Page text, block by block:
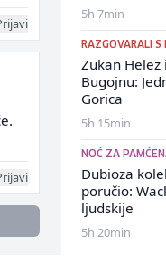
5h 7min
RAZGOVARALI S
Zukan Helez
Bugojnu:
Gorica
5h 15min
NOĆ ZA
Dubioza
poručio:
ljudskije
5h 20min